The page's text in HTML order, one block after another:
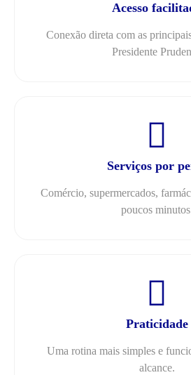
Acesso
Conexão direta com as
Presidente
Serviços por
Comércio, supermercados,
poucos
Praticidade
Uma rotina mais simples e
alcance.